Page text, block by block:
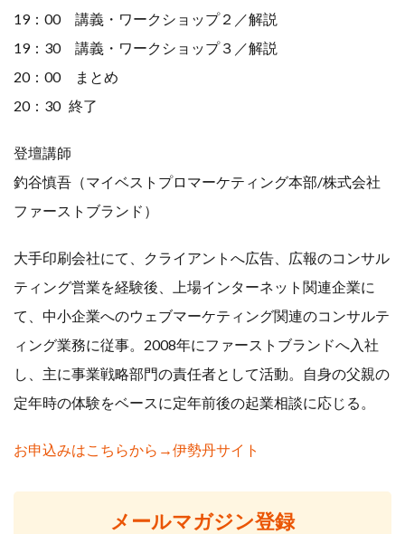
19：00 講義・ワークショップ２／解説
19：30 講義・ワークショップ３／解説
20：00 まとめ
20：30 終了
登壇講師
釣谷慎吾（マイベストプロマーケティング本部/株式会社
ファーストブランド）
大手印刷会社にて、クライアントへ広告、広報のコンサル
ティング営業を経験後、上場インターネット関連企業に
て、中小企業へのウェブマーケティング関連のコンサルテ
ィング業務に従事。2008年にファーストブランドへ入社
し、主に事業戦略部門の責任者として活動。自身の父親の
定年時の体験をベースに定年前後の起業相談に応じる。
お申込みはこちらから→伊勢丹サイト
メールマガジン登録